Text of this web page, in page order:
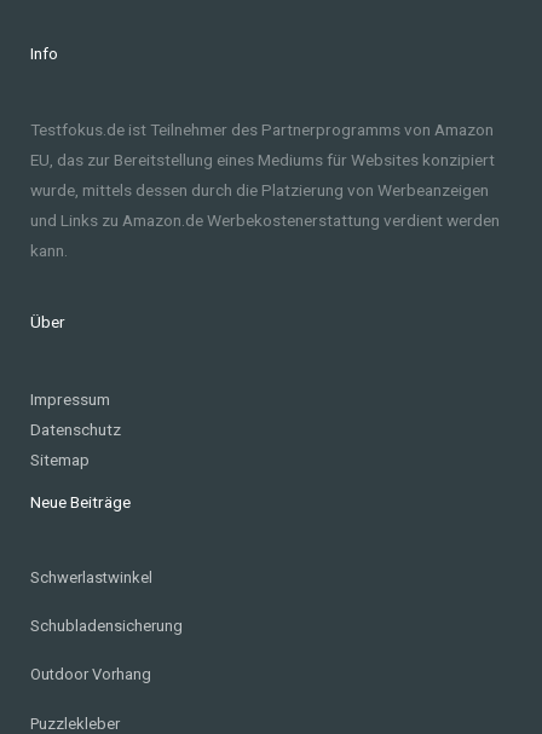
Info
Testfokus.de ist Teilnehmer des Partnerprogramms von Amazon
EU, das zur Bereitstellung eines Mediums für Websites konzipiert
wurde, mittels dessen durch die Platzierung von Werbeanzeigen
und Links zu Amazon.de Werbekostenerstattung verdient werden
kann.
Über
Impressum
Datenschutz
Sitemap
Neue Beiträge
Schwerlastwinkel
Schubladensicherung
Outdoor Vorhang
Puzzlekleber